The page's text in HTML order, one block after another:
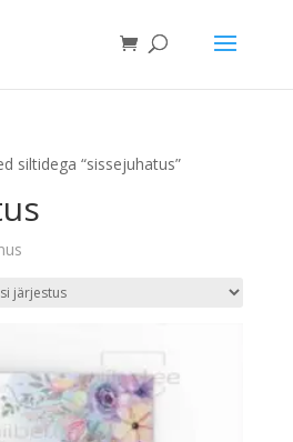
siltidega “sissejuhatus”